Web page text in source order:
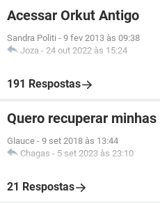
Acessar Orkut Antigo
Sandra Politi - 9 fev 2013 às 09:38
Joza - 24 out 2022 às 15:24
191 Respostas
Quero recuperar
Glauce - 9 set 2018 às 13:44
Chagas - 5 set 2023 às 23:10
21 Respostas